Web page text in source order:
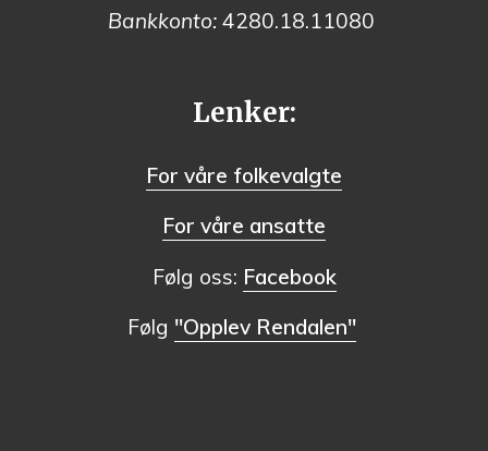
Bankkonto: 4280.18.11080
Lenker:
For våre folkevalgte
For våre ansatte
Følg oss: Facebook
Følg "Opplev Rendalen"